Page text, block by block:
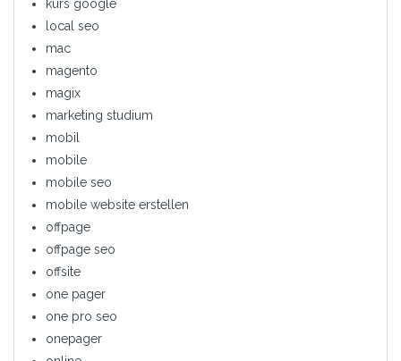
kurs google
local seo
mac
magento
magix
marketing studium
mobil
mobile
mobile seo
mobile website erstellen
offpage
offpage seo
offsite
one pager
one pro seo
onepager